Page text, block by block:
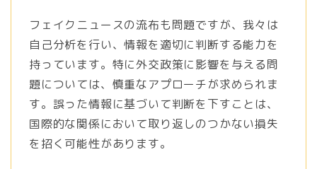
フェイクニュースの流布も問題ですが、我々は
自己分析を行い、情報を適切に判断する能力を
持っています。特に外交政策に影響を与える問
題については、慎重なアプローチが求められま
す。誤った情報に基づいて判断を下すことは、
国際的な関係において取り返しのつかない損失
を招く可能性があります。